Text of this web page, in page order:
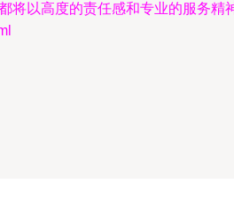
以高度的责任感和专业的服务精